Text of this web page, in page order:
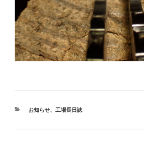
カ
お知らせ、 工場長日誌